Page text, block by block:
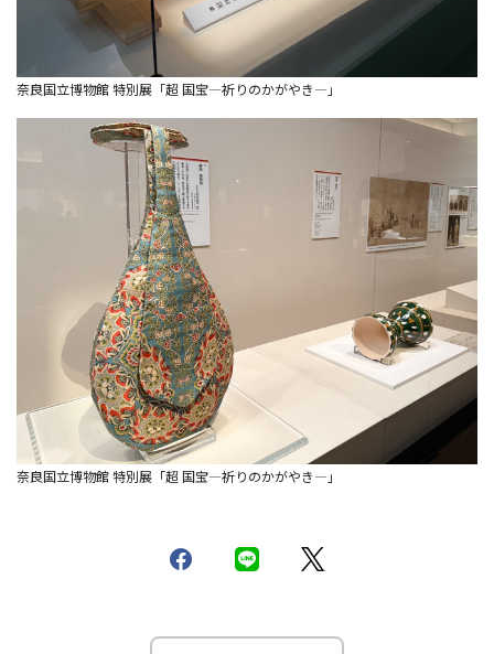
奈良国立博物館 特別展「超 国宝―祈りのかがやき―」
奈良国立博物館 特別展「超 国宝―祈りのかがやき―」